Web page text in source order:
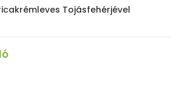
Tojásfehérjével